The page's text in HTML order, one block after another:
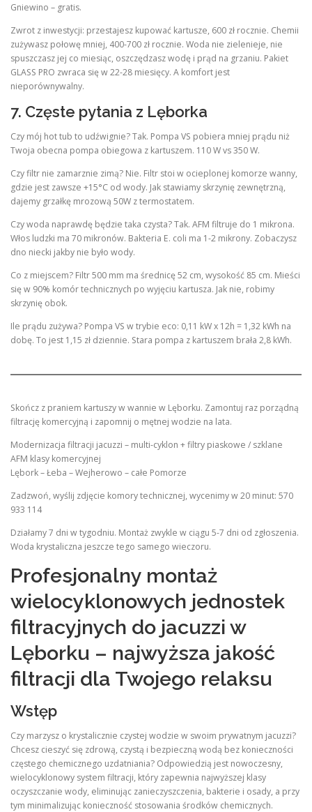
Gniewino – gratis.
Zwrot z inwestycji: przestajesz kupować kartusze, 600 zł rocznie. Chemii
zużywasz połowę mniej, 400-700 zł rocznie. Woda nie zielenieje, nie
spuszczasz jej co miesiąc, oszczędzasz wodę i prąd na grzaniu. Pakiet
GLASS PRO zwraca się w 22-28 miesięcy. A komfort jest
nieporównywalny.
7. Częste pytania z Lęborka
Czy mój hot tub to udźwignie? Tak. Pompa VS pobiera mniej prądu niż
Twoja obecna pompa obiegowa z kartuszem. 110 W vs 350 W.
Czy filtr nie zamarznie zimą? Nie. Filtr stoi w ocieplonej komorze wanny,
gdzie jest zawsze +15°C od wody. Jak stawiamy skrzynię zewnętrzną,
dajemy grzałkę mrozową 50W z termostatem.
Czy woda naprawdę będzie taka czysta? Tak. AFM filtruje do 1 mikrona.
Włos ludzki ma 70 mikronów. Bakteria E. coli ma 1-2 mikrony. Zobaczysz
dno niecki jakby nie było wody.
Co z miejscem? Filtr 500 mm ma średnicę 52 cm, wysokość 85 cm. Mieści
się w 90% komór technicznych po wyjęciu kartusza. Jak nie, robimy
skrzynię obok.
Ile prądu zużywa? Pompa VS w trybie eco: 0,11 kW x 12h = 1,32 kWh na
dobę. To jest 1,15 zł dziennie. Stara pompa z kartuszem brała 2,8 kWh.
Skończ z praniem kartuszy w wannie w Lęborku. Zamontuj raz porządną
filtrację komercyjną i zapomnij o mętnej wodzie na lata.
Modernizacja filtracji jacuzzi – multi-cyklon + filtry piaskowe / szklane
AFM klasy komercyjnej
Lębork – Łeba – Wejherowo – całe Pomorze
Zadzwoń, wyślij zdjęcie komory technicznej, wycenimy w 20 minut: 570
933 114
Działamy 7 dni w tygodniu. Montaż zwykle w ciągu 5-7 dni od zgłoszenia.
Woda krystaliczna jeszcze tego samego wieczoru.
Profesjonalny montaż
wielocyklonowych jednostek
filtracyjnych do jacuzzi w
Lęborku – najwyższa jakość
filtracji dla Twojego relaksu
Wstęp
Czy marzysz o krystalicznie czystej wodzie w swoim prywatnym jacuzzi?
Chcesz cieszyć się zdrową, czystą i bezpieczną wodą bez konieczności
częstego chemicznego uzdatniania? Odpowiedzią jest nowoczesny,
wielocyklonowy system filtracji, który zapewnia najwyższej klasy
oczyszczanie wody, eliminując zanieczyszczenia, bakterie i osady, a przy
tym minimalizując konieczność stosowania środków chemicznych.